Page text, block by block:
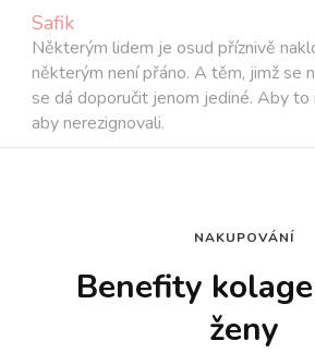
Safik
Některým lidem je osud příznivě
některým není přáno. A těm, jimž se
se dá doporučit jenom jediné. Aby to
aby nerezignovali.
NAKUPOVÁNÍ
Benefity
ženy